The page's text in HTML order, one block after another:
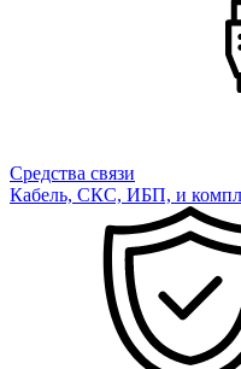
Средства связи
Кабель, СКС, ИБП, и